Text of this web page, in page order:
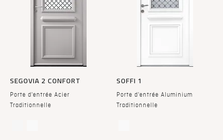
SEGOVIA 2 CONFORT
Porte d'entrée Acier
Traditionnelle
SOFFI 1
Porte d'entrée Aluminium
Traditionnelle